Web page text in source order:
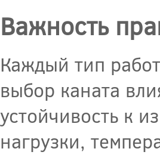
Важность
Каждый тип
выбор каната
устойчивость к
нагрузки,